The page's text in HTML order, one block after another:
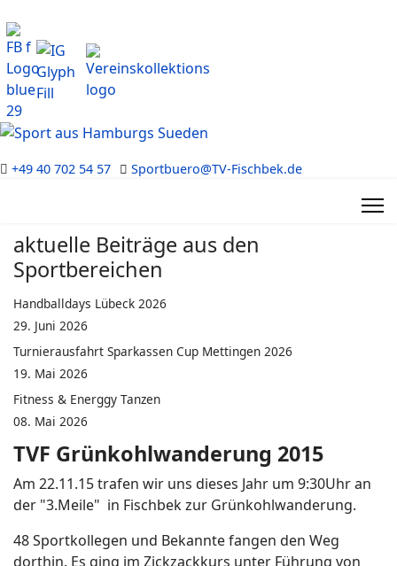
+49 40 702 54 57 Sportbuero@TV-Fischbek.de
aktuelle Beiträge aus den
Sportbereichen
Handballdays Lübeck 2026
29. Juni 2026
Turnierausfahrt Sparkassen Cup Mettingen 2026
19. Mai 2026
Fitness & Energgy Tanzen
08. Mai 2026
TVF Grünkohlwanderung 2015
Am 22.11.15 trafen wir uns dieses Jahr um 9:30Uhr an
der "3.Meile" in Fischbek zur Grünkohlwanderung.
48 Sportkollegen und Bekannte fangen den Weg
dorthin. Es ging im Zickzackkurs unter Führung von